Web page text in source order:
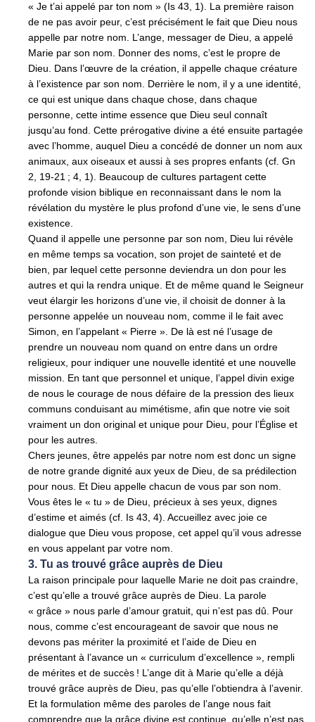
« Je t’ai appelé par ton nom » (Is 43, 1). La première raison
de ne pas avoir peur, c’est précisément le fait que Dieu nous
appelle par notre nom. L’ange, messager de Dieu, a appelé
Marie par son nom. Donner des noms, c’est le propre de
Dieu. Dans l’œuvre de la création, il appelle chaque créature
à l’existence par son nom. Derrière le nom, il y a une identité,
ce qui est unique dans chaque chose, dans chaque
personne, cette intime essence que Dieu seul connaît
jusqu’au fond. Cette prérogative divine a été ensuite partagée
avec l’homme, auquel Dieu a concédé de donner un nom aux
animaux, aux oiseaux et aussi à ses propres enfants (cf. Gn
2, 19-21 ; 4, 1). Beaucoup de cultures partagent cette
profonde vision biblique en reconnaissant dans le nom la
révélation du mystère le plus profond d’une vie, le sens d’une
existence.
Quand il appelle une personne par son nom, Dieu lui révèle
en même temps sa vocation, son projet de sainteté et de
bien, par lequel cette personne deviendra un don pour les
autres et qui la rendra unique. Et de même quand le Seigneur
veut élargir les horizons d’une vie, il choisit de donner à la
personne appelée un nouveau nom, comme il le fait avec
Simon, en l’appelant « Pierre ». De là est né l’usage de
prendre un nouveau nom quand on entre dans un ordre
religieux, pour indiquer une nouvelle identité et une nouvelle
mission. En tant que personnel et unique, l’appel divin exige
de nous le courage de nous défaire de la pression des lieux
communs conduisant au mimétisme, afin que notre vie soit
vraiment un don original et unique pour Dieu, pour l’Église et
pour les autres.
Chers jeunes, être appelés par notre nom est donc un signe
de notre grande dignité aux yeux de Dieu, de sa prédilection
pour nous. Et Dieu appelle chacun de vous par son nom.
Vous êtes le « tu » de Dieu, précieux à ses yeux, dignes
d’estime et aimés (cf. Is 43, 4). Accueillez avec joie ce
dialogue que Dieu vous propose, cet appel qu’il vous adresse
en vous appelant par votre nom.
3. Tu as trouvé grâce auprès de Dieu
La raison principale pour laquelle Marie ne doit pas craindre,
c’est qu’elle a trouvé grâce auprès de Dieu. La parole
« grâce » nous parle d’amour gratuit, qui n’est pas dû. Pour
nous, comme c’est encourageant de savoir que nous ne
devons pas mériter la proximité et l’aide de Dieu en
présentant à l’avance un « curriculum d’excellence », rempli
de mérites et de succès ! L’ange dit à Marie qu’elle a déjà
trouvé grâce auprès de Dieu, pas qu’elle l’obtiendra à l’avenir.
Et la formulation même des paroles de l’ange nous fait
comprendre que la grâce divine est continue, qu’elle n’est pas